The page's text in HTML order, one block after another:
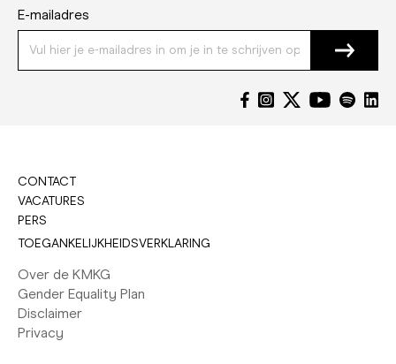
E-mailadres
CONTACT
VACATURES
PERS
TOEGANKELIJKHEIDSVERKLARING
Over de KMKG
Gender Equality Plan
Disclaimer
Privacy